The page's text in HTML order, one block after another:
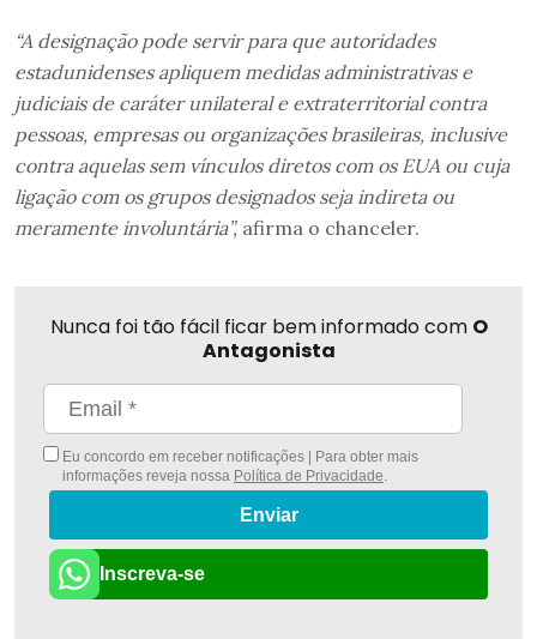
“A designação pode servir para que autoridades
estadunidenses apliquem medidas administrativas e
judiciais de caráter unilateral e extraterritorial contra
pessoas, empresas ou organizações brasileiras, inclusive
contra aquelas sem vínculos diretos com os EUA ou cuja
ligação com os grupos designados seja indireta ou
meramente involuntária”, afirma o chanceler.
Nunca foi tão fácil ficar bem informado com O
Antagonista
Eu concordo em receber notificações | Para obter mais
informações reveja nossa Política de Privacidade.
Enviar
Inscreva-se